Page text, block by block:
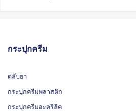
กระปุกครีม
ตลับยา
กระปุกครีมพลาสติก
กระปุกครีมอะคริลิค